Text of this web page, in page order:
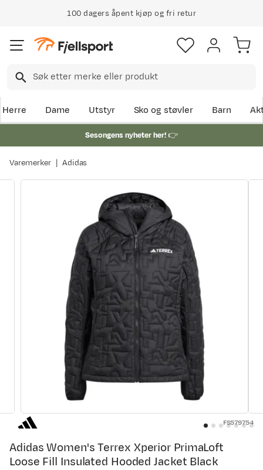
100 dagers åpent kjøp og fri retur
Herre Dame Utstyr Sko og støvler Barn
Sesongens nyheter her!👉
Varemerker Adidas
FS579754
Adidas Women's Terrex Xperior PrimaLoft
Loose Fill Insulated Hooded Jacket Black